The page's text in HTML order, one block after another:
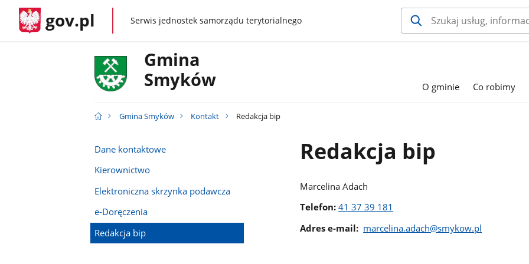
gov.pl gov.plSerwis jednostek samorządu terytorialnego
Gmina
Smyków
O gminie Co robimy
Gmina Smyków Kontakt Redakcja bip
Dane kontaktowe
Kierownictwo
Elektroniczna skrzynka podawcza
e-Doręczenia
Redakcja bip
Redakcja bip
Marcelina Adach
Telefon: 41 37 39 181
Adres e-mail: marcelina.adach@smykow.pl